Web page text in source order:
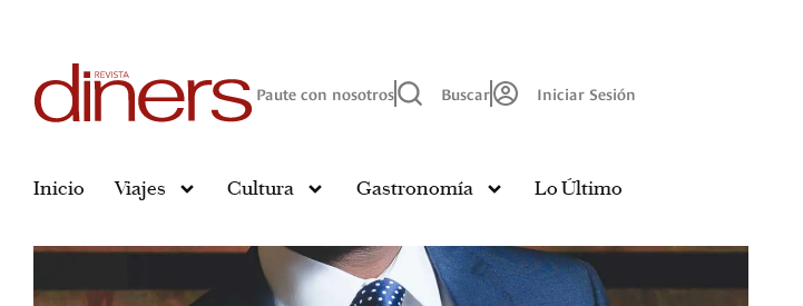
Paute con nosotros Buscar Iniciar Sesión
Inicio Viajes Cultura Gastronomía Lo Último